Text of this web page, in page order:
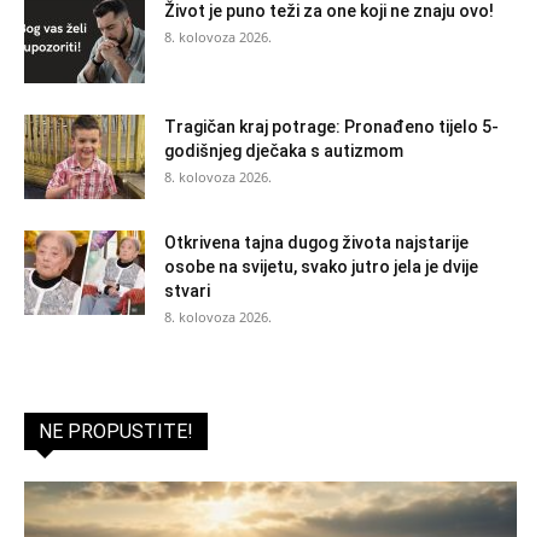
Život je puno teži za one koji ne znaju ovo!
8. kolovoza 2026.
Tragičan kraj potrage: Pronađeno tijelo 5-
godišnjeg dječaka s autizmom
8. kolovoza 2026.
Otkrivena tajna dugog života najstarije
osobe na svijetu, svako jutro jela je dvije
stvari
8. kolovoza 2026.
NE PROPUSTITE!